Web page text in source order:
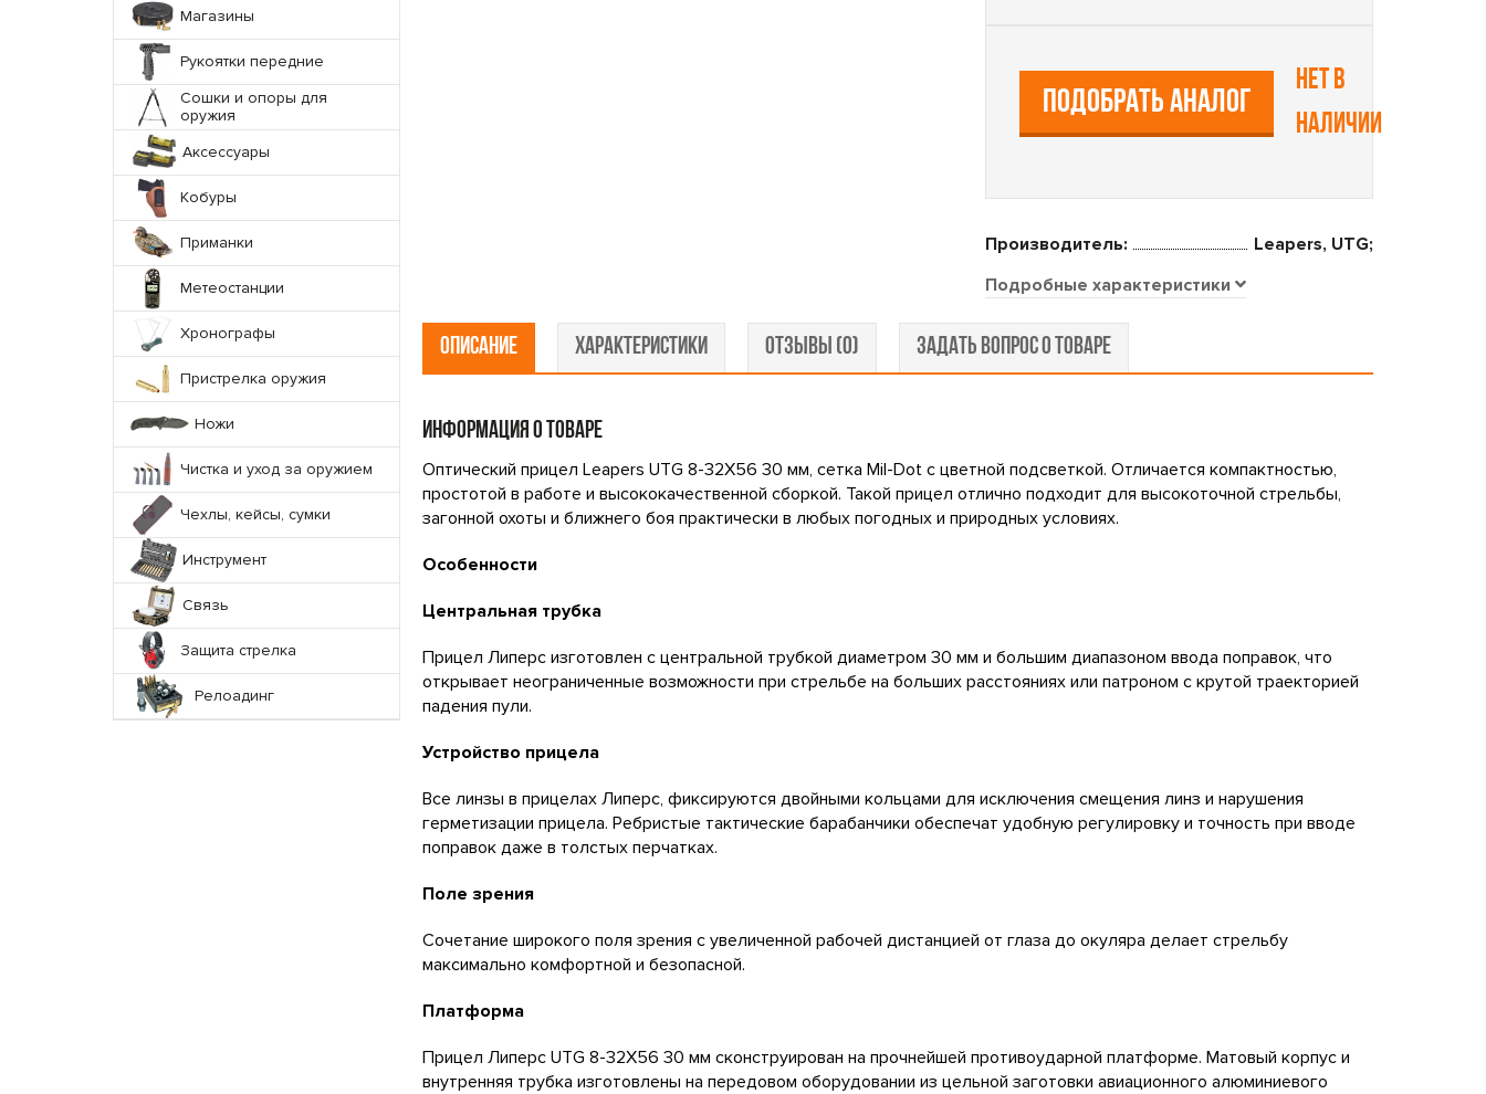
Магазины
Рукоятки передние
Сошки и опоры для
оружия
Аксессуары
Кобуры
Приманки
Метеостанции
Хронографы
Пристрелка оружия
Ножи
Чистка и уход за оружием
Чехлы, кейсы, сумки
Инструмент
Связь
Защита стрелка
Релоадинг
ПОДОБРАТЬ АНАЛОГ
Нет в
наличии
Производитель:
Leapers, UTG;
Подробные характеристики
ОПИСАНИЕ ХАРАКТЕРИСТИКИ ОТЗЫВЫ (0) ЗАДАТЬ ВОПРОС О ТОВАРЕ
ИНФОРМАЦИЯ О ТОВАРЕ
Оптический прицел Leapers UTG 8-32X56 30 мм, сетка Mil-Dot с цветной подсветкой. Отличается компактностью,
простотой в работе и высококачественной сборкой. Такой прицел отлично подходит для высокоточной стрельбы,
загонной охоты и ближнего боя практически в любых погодных и природных условиях.
Особенности
Центральная трубка
Прицел Липерс изготовлен с центральной трубкой диаметром 30 мм и большим диапазоном ввода поправок, что
открывает неограниченные возможности при стрельбе на больших расстояниях или патроном с крутой траекторией
падения пули.
Устройство прицела
Все линзы в прицелах Липерс, фиксируются двойными кольцами для исключения смещения линз и нарушения
герметизации прицела. Ребристые тактические барабанчики обеспечат удобную регулировку и точность при вводе
поправок даже в толстых перчатках.
Поле зрения
Сочетание широкого поля зрения с увеличенной рабочей дистанцией от глаза до окуляра делает стрельбу
максимально комфортной и безопасной.
Платформа
Прицел Липерс UTG 8-32X56 30 мм сконструирован на прочнейшей противоударной платформе. Матовый корпус и
внутренняя трубка изготовлены на передовом оборудовании из цельной заготовки авиационного алюминиевого